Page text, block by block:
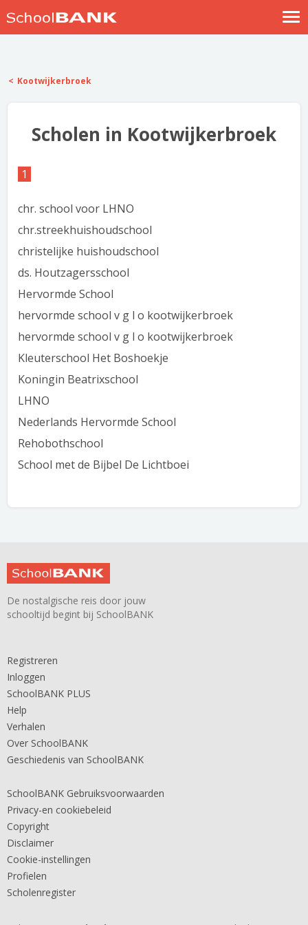
Help
Kootwijkerbroek
Scholen in Kootwijkerbroek
1
chr. school voor LHNO
chr.streekhuishoudschool
christelijke huishoudschool
ds. Houtzagersschool
Hervormde School
hervormde school v g l o kootwijkerbroek
hervormde school v g l o kootwijkerbroek
Kleuterschool Het Boshoekje
Koningin Beatrixschool
LHNO
Nederlands Hervormde School
Rehobothschool
School met de Bijbel De Lichtboei
De nostalgische reis door jouw
schooltijd begint bij SchoolBANK
Registreren
Inloggen
SchoolBANK PLUS
Help
Verhalen
Over SchoolBANK
Geschiedenis van SchoolBANK
SchoolBANK Gebruiksvoorwaarden
Privacy-en cookiebeleid
Copyright
Disclaimer
Cookie-instellingen
Profielen
Scholenregister